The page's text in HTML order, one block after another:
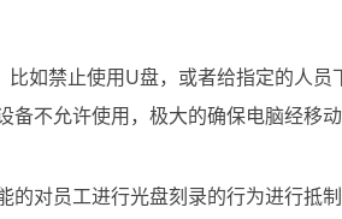
如禁止使用U盘，或者给指定的人
不允许使用，极大的确保电脑经移
对员工进行光盘刻录的行为进行抵